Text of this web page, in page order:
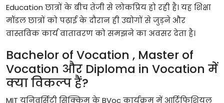
Education छात्रोंकेबीचतेजीसेलोकप्रियहोरहीहै।यहशिक्षा
मॉडलछात्रोंकोपढ़ाईकेदौरानहीउद्योगोंसेजुड़नेऔर
वास्तविककार्यवातावरणकोसमझनेका अवसरदेताहै।
Bachelor of Vocation , Master of
Vocation और Diploma in Vocation में
क्याविकल्पहैं?
MIT यूनिवर्सिटीसिक्किमकेBVocकार्यक्रममेंआर्टिफिशियल